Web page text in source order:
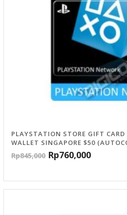
PLAYSTATION STORE GIFT
WALLET SINGAPORE $50
Rp845,000 Rp760,000